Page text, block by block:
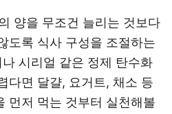
양을 무조건 늘리는 것보다
도록 식사 구성을 조절하는
시리얼 같은 정제 탄수화
다면 달걀, 요거트, 채소 등
먼저 먹는 것부터 실천해볼